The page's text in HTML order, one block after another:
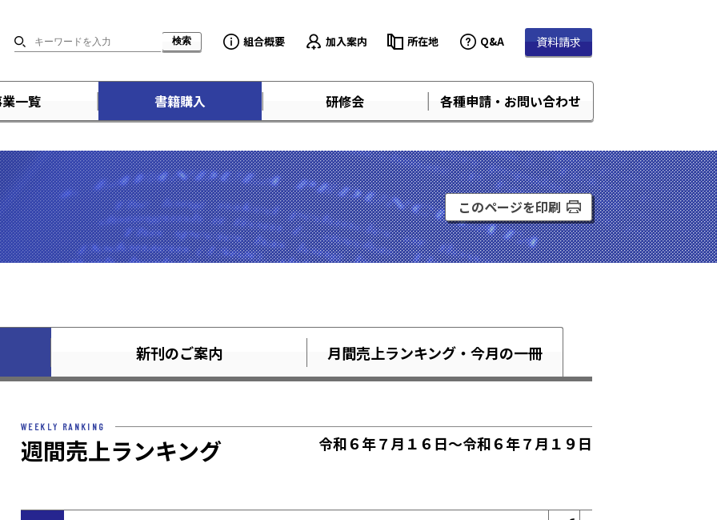
組合概要 加入案内 所在地 Q&A 資料請求
一覧 書籍購入 研修会 各種申請・お問い合わせ
このページを印刷
新刊のご案内 月間売上ランキング・ 今月の一冊
WEEKLY RANKING
週間売上ランキング 令和６年７月１６日～令和６年７月１９日